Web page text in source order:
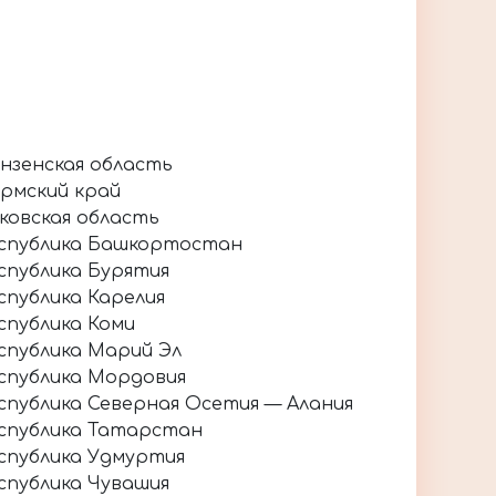
область
край
область
Башкортостан
Бурятия
Карелия
Коми
Марий Эл
Мордовия
Северная Осетия — Алания
Татарстан
Удмуртия
Чувашия